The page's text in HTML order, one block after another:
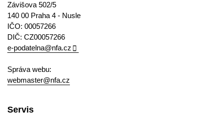
Závišova 502/5
140 00 Praha 4 - Nusle
IČO: 00057266
DIČ: CZ00057266
e-podatelna@nfa.cz
Správa webu:
webmaster@nfa.cz
Servis